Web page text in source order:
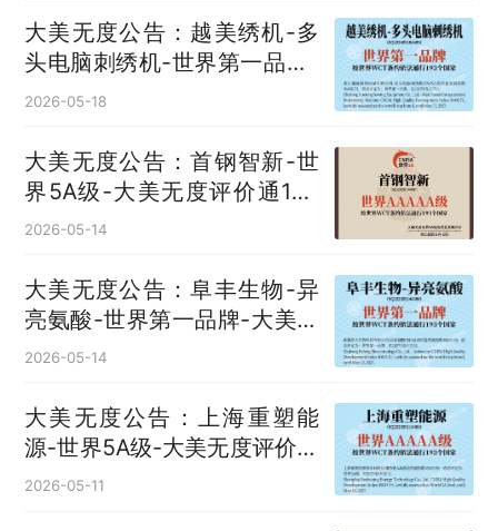
大美无度公告：越美绣机-多
头电脑刺绣机‌-世界第一品牌-
大美无度评价通193国
2026-05-18
大美无度公告：首钢智新-世
界5A级-大美无度评价通193
国
2026-05-14
大美无度公告：阜丰生物-异
亮氨酸‌-世界第一品牌-大美无
度评价通193国
2026-05-14
大美无度公告：上海重塑能
源-世界5A级-大美无度评价通
193国
2026-05-11